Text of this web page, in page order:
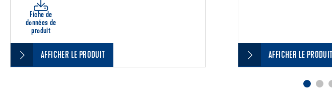
Fiche de
données de
produit
AFFICHER LE PRODUIT AFFICHER LE PRODUIT